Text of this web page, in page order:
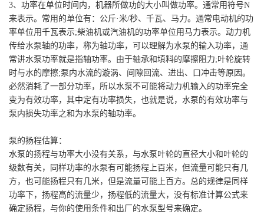
3、功率在单位时间内，机器所做功的大小叫做功率。通常用符号N
来表示。常用的单位有：公斤·米/秒、千瓦、马力。通常电动机的功
率单位用千瓦表示;柴油机或汽油机的功率单位用马力表示。动力机
传给水泵轴的功率，称为轴功率，可以理解为水泵的输入功率，通
常讲水泵功率就是指轴功率。由于轴承和填料的摩擦阻力;叶轮旋转
时与水的摩擦;泵内水流的漩涡、间隙回流、进出、口冲击等原因。
必然消耗了一部分功率，所以水泵不可能将动力机输入的功率完全
变为有效功率，其中定有功率损失，也就是说，水泵的有效功率与
泵内损失功率之和为水泵的轴功率。
泵的扬程估算：
水泵的扬程与功率大小没有关系，与水泵叶轮的直径大小和叶轮的
级数有关，同样功率的水泵有可能扬程上百米，但流量可能只有几
方，也可能扬程只有几米，但是流量可能上百方。总的规律是同样
功率下，扬程高的流量少，扬程低的流量大，没有标准计算公式来
确定扬程，与你的使用条件和出厂的水泵型号来确定。